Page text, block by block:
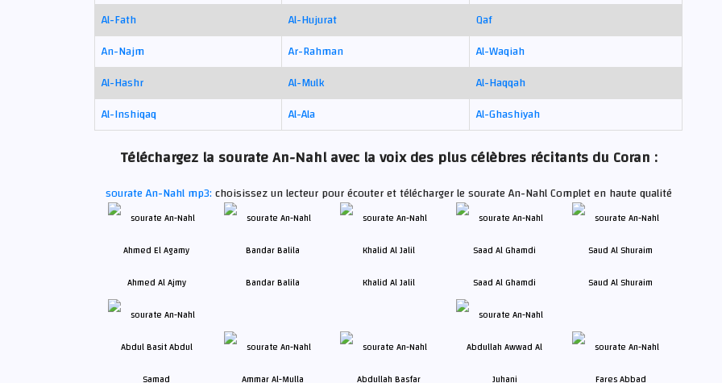
Al-Fath
Al-Hujurat
Qaf
An-Najm
Ar-Rahman
Al-Waqiah
Al-Hashr
Al-Mulk
Al-Haqqah
Al-Inshiqaq
Al-Ala Al-Ghashiyah
Téléchargez la sourate An-Nahl avec la voix des plus célèbres récitants du Coran :
sourate An-Nahl mp3:choisissez un lecteur pour écouter et télécharger le sourate An-Nahl Complet en haute qualité
Ahmed Al Ajmy Bandar Balila Khalid Al Jalil Saad Al Ghamdi Saud Al Shuraim